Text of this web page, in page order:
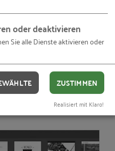
Zeit und schauen sich
Anbieter an. Mit
geringem Aufwand
In Leitfaden 4
Fritz GmbH & Co. KG
oder deaktivieren
Sie alle Dienste aktivieren oder
ZUSTIMMEN
Realisiert mit Klaro!